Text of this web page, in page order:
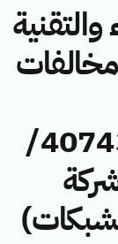
المعلومات رقم (40743972/